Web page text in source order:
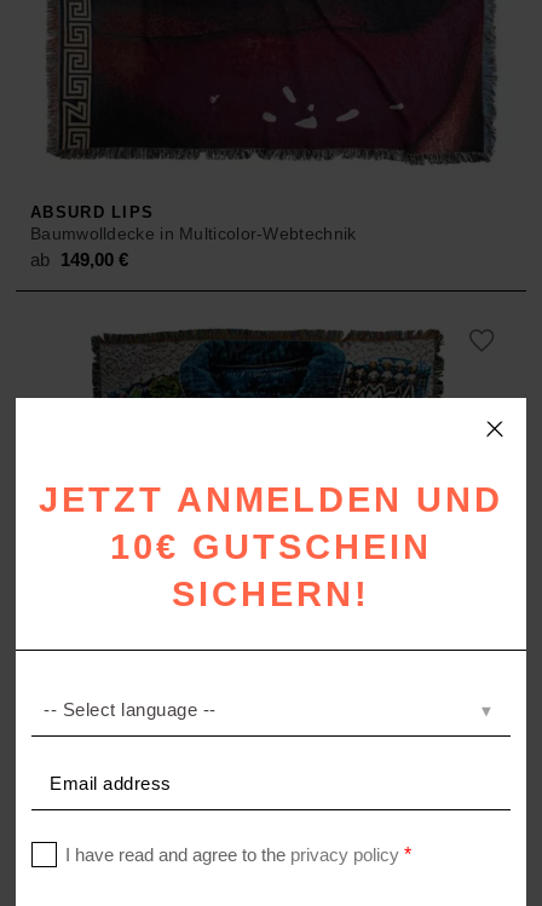
ABSURD LIPS
Baumwolldecke in Multicolor-Webtechnik
ab 149,00€
Baumwolldecke in Multicolor-Webtechnik
ab
JETZT ANMELDEN UND
10€ GUTSCHEIN
SICHERN!